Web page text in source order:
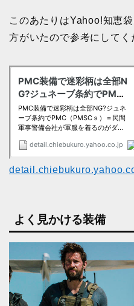
このあたりはYahoo!知恵
方がいたので参考にしてく
よく見かける装備